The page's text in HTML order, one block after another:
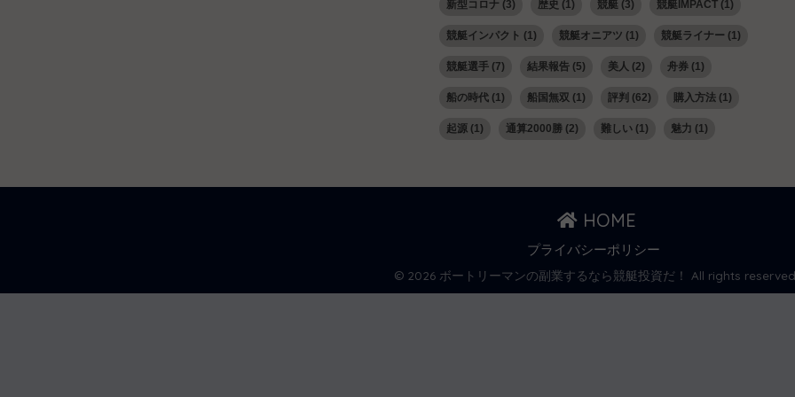
新型コロナ (3) 歴史 (1) 競艇 (3) 競艇IMPACT (1)
競艇インパクト (1) 競艇オニアツ (1) 競艇ライナー (1)
競艇選手 (7) 結果報告 (5) 美人 (2) 舟券 (1)
船の時代 (1) 船国無双 (1) 評判 (62) 購入方法 (1)
起源 (1) 通算2000勝 (2) 難しい (1) 魅力 (1)
HOME
プライバシーポリシー
© 2026 ボートリーマンの副業するなら競艇投資だ！ All rights